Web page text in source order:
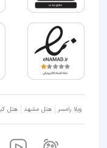
ویلا رامسر هتل مشهد هتل